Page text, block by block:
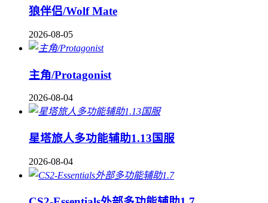
狼伴侣/Wolf Mate
2026-08-05
主角/Protagonist
2026-08-04
星塔旅人多功能辅助1.13国服
2026-08-04